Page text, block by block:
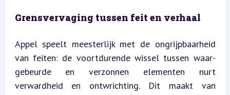
Grensvervaging tussen feit en verhaal
Appel speelt meesterlijk met de ongrijpbaarheid
van feiten: de voortdurende wissel tussen waar-
gebeurde en verzonnen elementen nurt
verwardheid en ontwrichting. Dit maakt van